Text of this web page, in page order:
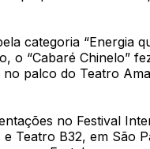
categoria “Energia
o “Cabaré Chinelo”
palco do Teatro
no Festival
Teatro B32, em São